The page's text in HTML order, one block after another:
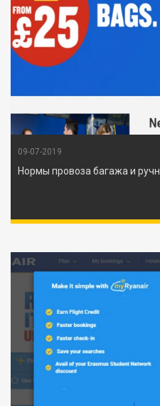
09-07-2019
Нормы провоза багажа и